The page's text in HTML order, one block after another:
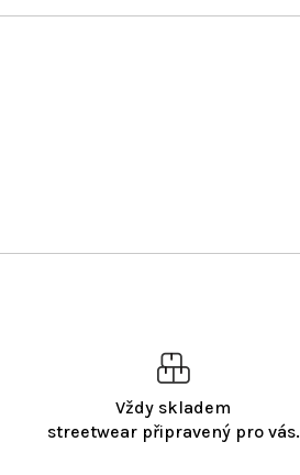
Vždy skladem
streetwear připravený pro vás.